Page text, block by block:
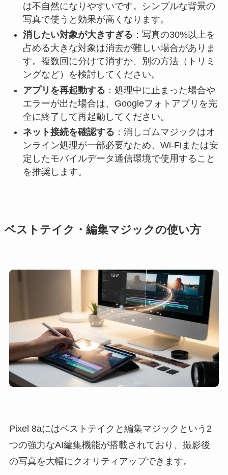
は不自然になりやすいです。シンプルな背景の
写真で使うと効果が高くなります。
消したい対象が大きすぎる ：写真の30%以上を
占める大きな対象は消去が難しい場合がありま
す。複数回に分けて消すか、別の方法（トリミ
ングなど）を検討してください。
アプリを再起動する ：処理中に止まった場合や
エラーが出た場合は、Googleフォトアプリを完
全に終了して再起動してください。
ネット接続を確認する ：消しゴムマジックはオ
ンライン処理が一部必要なため、Wi-Fiまたは安
定したモバイルデータ通信環境で使用すること
を推奨します。
ベストテイク・編集マジックの使い方
Pixel 8aにはベストテイクと編集マジックという2
つの強力なAI編集機能が搭載されており、撮影後
の写真を大幅にクオリティアップできます。